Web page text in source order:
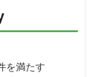
を満たす